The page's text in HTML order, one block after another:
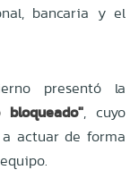
bancaria y el
presentó la
bloqueado", cuyo
actuar de forma